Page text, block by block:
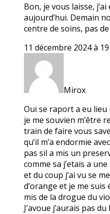
Bon, je vous laisse,
aujourd’hui. Demain
centre de soins, pas
11 décembre 2024 à
Mirox
Oui se raport a eu lieu
je me souvien m’être
train de faire vous
qu’il m’a endormie
pas sil a mis un
comme sa j’etais a
et du coup j’ai vu se
d’orange et je me suis
mis de la drogue du
J’avoue j’aurais pas